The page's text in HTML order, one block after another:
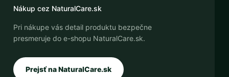
Nákup cez NaturalCare.sk
Pri nákupe vás detail produktu bezpečne
presmeruje do e-shopu NaturalCare.sk.
Prejsť na NaturalCare.sk